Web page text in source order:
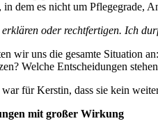
in dem es nicht um Pflegegrade,
erklären oder rechtfertigen. Ich
wir uns die gesamte Situation
Welche Entscheidungen
für Kerstin, dass sie kein
mit großer Wirkung